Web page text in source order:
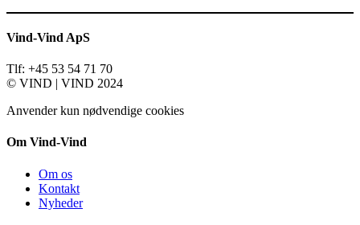
Vind-Vind ApS
Tlf: +45 53 54 71 70
© VIND | VIND 2024
Anvender kun nødvendige cookies
Om Vind-Vind
Om os
Kontakt
Nyheder